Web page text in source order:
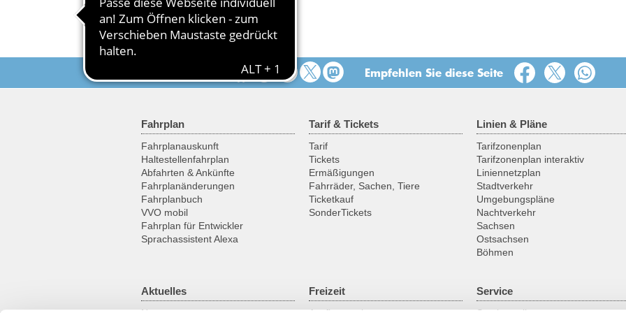
Wünschen organisieren.
Empfehlen Sie diese Seite
Fahrplan
Fahrplanauskunft
Haltestellenfahrplan
Abfahrten & Ankünfte
Fahrplanänderungen
Fahrplanbuch
VVO mobil
Fahrplan für Entwickler
Sprachassistent Alexa
Tarif & Tickets
Tarif
Tickets
Ermäßigungen
Fahrräder, Sachen, Tiere
Ticketkauf
SonderTickets
Linien & Pläne
Tarifzonenplan
Tarifzonenplan interaktiv
Liniennetzplan
Stadtverkehr
Umgebungspläne
Nachtverkehr
Sachsen
Ostsachsen
Böhmen
Aktuelles Freizeit Service